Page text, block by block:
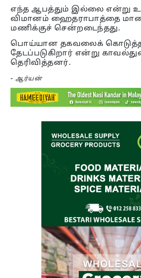
எந்த ஆபத்தும் இல்லை என்று
விமானம் ஹைதராபாத்தை
மணிக்குச் சென்றடைந்தது.
பொய்யான தகவலைக்
தேடப்படுகிறார் என்று
தெரிவித்தனர்.
-ஆர்யன்